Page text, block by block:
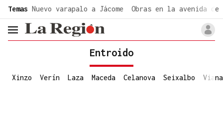
Temas Nuevo varapalo a Jácome Obras en la avenida de
header.menu.open
Entroido
Xinzo Verín Laza Maceda Celanova Seixalbo Viana